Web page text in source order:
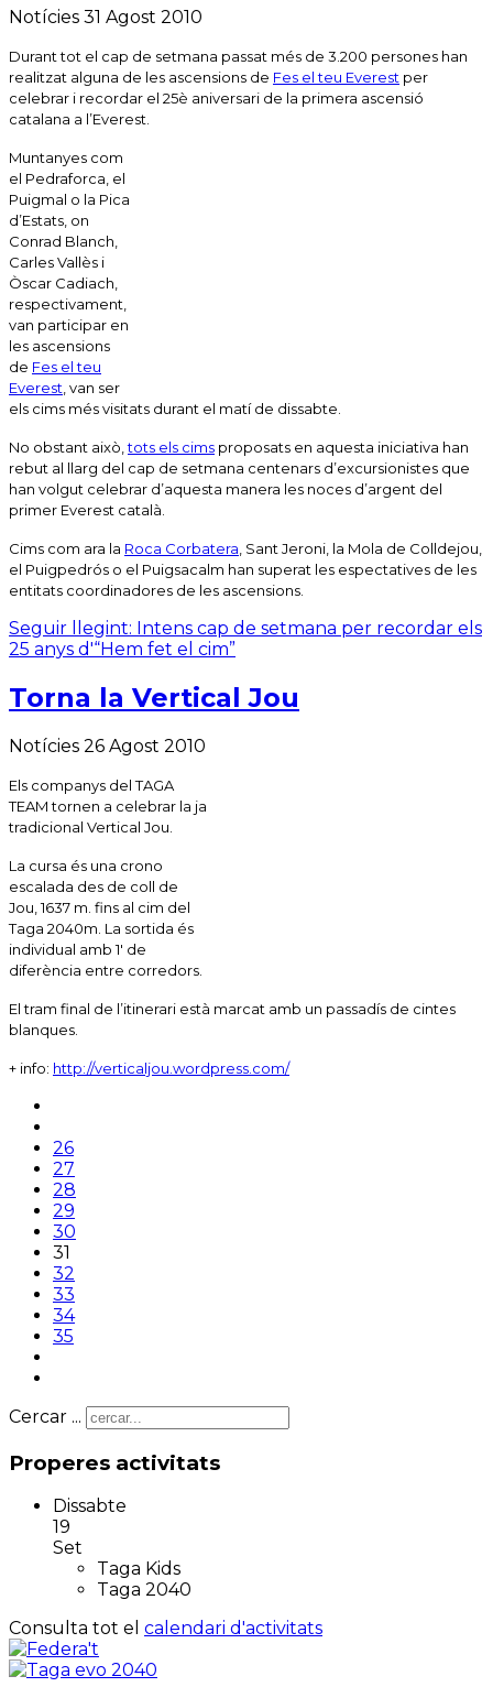
Notícies 31 Agost 2010
Durant tot el cap de setmana passat més de 3.200 persones han
realitzat alguna de les ascensions de Fes el teu Everest per
celebrar i recordar el 25è aniversari de la primera ascensió
catalana a l’Everest.
Muntanyes com
el Pedraforca, el
Puigmal o la Pica
d’Estats, on
Conrad Blanch,
Carles Vallès i
Òscar Cadiach,
respectivament,
van participar en
les ascensions
de Fes el teu
Everest , van ser
els cims més visitats durant el matí de dissabte.
No obstant això,tots els cims proposats en aquesta iniciativa han
rebut al llarg del cap de setmana centenars d’excursionistes que
han volgut celebrar d’aquesta manera les noces d’argent del
primer Everest català.
Cims com ara la Roca Corbatera , Sant Jeroni, la Mola de Colldejou,
el Puigpedrós o el Puigsacalm han superat les espectatives de les
entitats coordinadores de les ascensions.
Seguir llegint: Intens cap de setmana per recordar els
25 anys d'“Hem fet el cim”
Torna la Vertical Jou
Notícies 26 Agost 2010
Els companys del TAGA
TEAM tornen a celebrar la ja
tradicional Vertical Jou.
La cursa és una crono
escalada des de coll de
Jou, 1637 m. fins al cim del
Taga 2040m. La sortida és
individual amb 1′ de
diferència entre corredors.
El tram final de l’itinerari està marcat amb un passadís de cintes
blanques.
+ info: http://verticaljou.wordpress.com/
26
27
28
29
30
31
32
33
34
35
Cercar ...
Properes activitats
Dissabte
19
Set
Taga Kids
Taga 2040
Consulta tot el calendari d'activitats